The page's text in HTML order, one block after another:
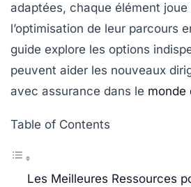
adaptées, chaque élément
l’optimisation de leur parcours
guide explore les options
peuvent aider les nouveaux
avec assurance dans le monde
Table of Contents
Les Meilleures Ressources